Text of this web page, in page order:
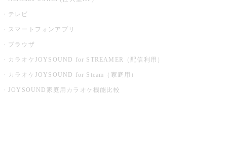
テレビ
スマートフォンアプリ
ブラウザ
カラオケJOYSOUND for STREAMER（配信利用）
カラオケJOYSOUND for Steam（家庭用）
JOYSOUND家庭用カラオケ機能比較